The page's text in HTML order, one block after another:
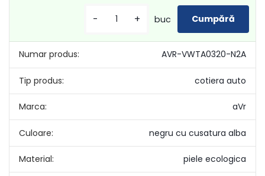
Numar produs: AVR-VWTA0320-N2A
Tip produs: cotiera auto
Marca: aVr
Culoare: negru cu cusatura alba
Material: piele ecologica
- + buc